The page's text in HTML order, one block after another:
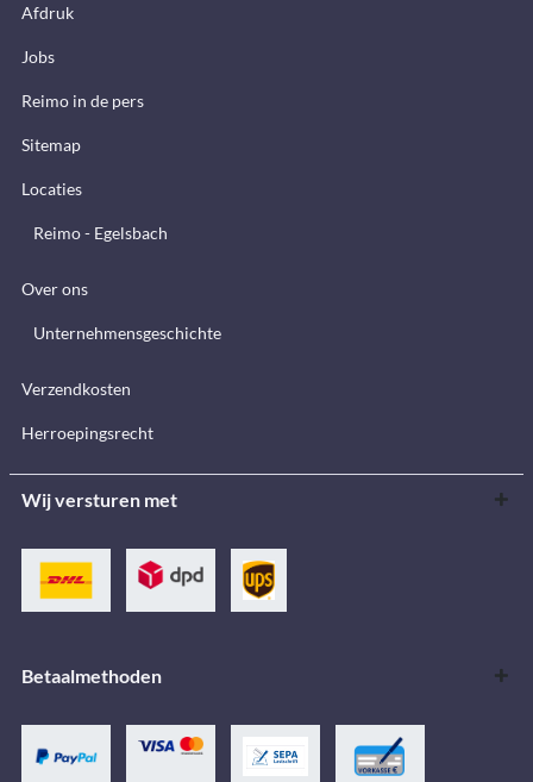
Afdruk
Jobs
Reimo in de pers
Sitemap
Locaties
Reimo - Egelsbach
Over ons
Unternehmensgeschichte
Verzendkosten
Herroepingsrecht
Wij versturen met
Betaalmethoden